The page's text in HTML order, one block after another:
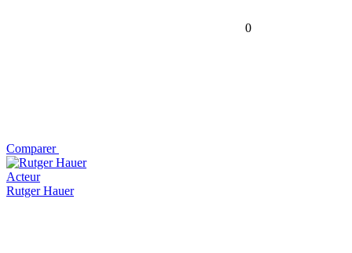
0
Comparer
Acteur
Rutger Hauer